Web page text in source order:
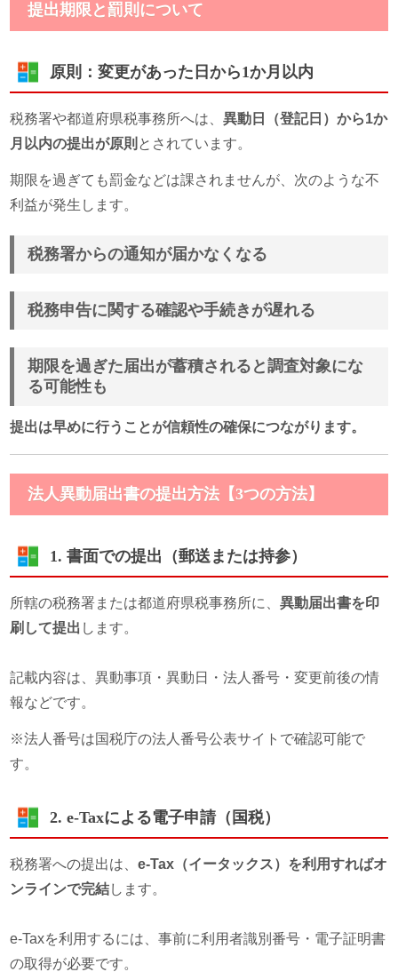
提出期限と罰則について
原則：変更があった日から1か月以内
税務署や都道府県税事務所へは、異動日（登記日）から1か
月以内の提出が原則 とされています。
期限を過ぎても罰金などは課されませんが、次のような不
利益が発生します。
税務署からの通知が届かなくなる
税務申告に関する確認や手続きが遅れる
期限を過ぎた届出が蓄積されると調査対象にな
る可能性も
提出は早めに行うことが信頼性の確保につながります。
法人異動届出書の提出方法【3つの方法】
1. 書面での提出（郵送または持参）
所轄の税務署または都道府県税事務所に、異動届出書を印
刷して提出 します。
記載内容は、異動事項・異動日・法人番号・変更前後の情
報などです。
※法人番号は国税庁の法人番号公表サイトで確認可能で
す。
2. e-Taxによる電子申請（国税）
税務署への提出は、e-Tax（イータックス）を利用すればオ
ンラインで完結します。
e-Taxを利用するには、事前に利用者識別番号・電子証明書
の取得が必要です。